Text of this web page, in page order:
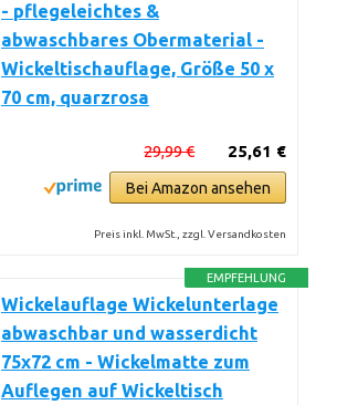
- pflegeleichtes &
abwaschbares Obermaterial -
Wickeltischauflage, Größe 50 x
70 cm, quarzrosa
25,61 €
29,99 €
Bei Amazon ansehen
Preis inkl. MwSt., zzgl. Versandkosten
EMPFEHLUNG
Wickelauflage Wickelunterlage
abwaschbar und wasserdicht
75x72 cm - Wickelmatte zum
Auflegen auf Wickeltisch